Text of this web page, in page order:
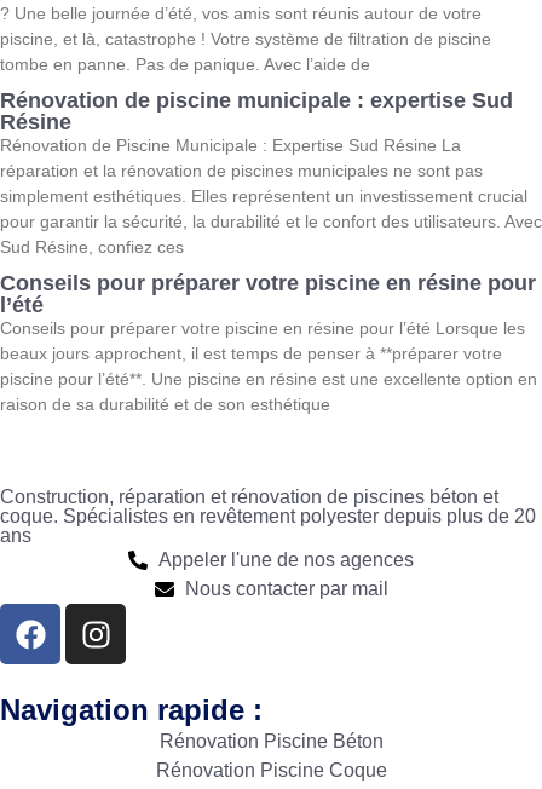
? Une belle journée d’été, vos amis sont réunis autour de votre
piscine, et là, catastrophe ! Votre système de filtration de piscine
tombe en panne. Pas de panique. Avec l’aide de
Rénovation de piscine municipale : expertise Sud
Résine
Rénovation de Piscine Municipale : Expertise Sud Résine La
réparation et la rénovation de piscines municipales ne sont pas
simplement esthétiques. Elles représentent un investissement crucial
pour garantir la sécurité, la durabilité et le confort des utilisateurs. Avec
Sud Résine, confiez ces
Conseils pour préparer votre piscine en résine pour
l’été
Conseils pour préparer votre piscine en résine pour l’été Lorsque les
beaux jours approchent, il est temps de penser à **préparer votre
piscine pour l’été**. Une piscine en résine est une excellente option en
raison de sa durabilité et de son esthétique
Construction, réparation et rénovation de piscines béton et
coque. Spécialistes en revêtement polyester depuis plus de 20
ans
Appeler l'une de nos agences
Nous contacter par mail
Navigation rapide :
Rénovation Piscine Béton
Rénovation Piscine Coque